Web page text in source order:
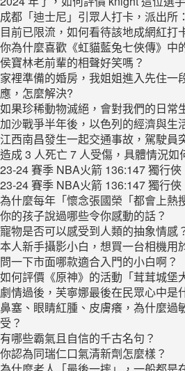
成都「迪士尼」引眾人打卡，派出所
目前已限流，如何看待該地成網紅打
你為什麼喜歡《虹貓藍兔七俠傳》中
侯寶林老前輩的相聲好笑嗎？
家裡準備的婚房，我姐姐進入先住一
應，怎麼解決?
如果珍稀動物滅絕，會對我們的日常
加沙戰爭半年後，以色列的經濟與生
江西南昌發生一起交通事故，駕駛員
造成 3 人死亡 7 人受傷，具體情況如
23-24 賽季 NBA火箭 136:147 獨行
23-24 賽季 NBA火箭 136:147 獨行
為什麼每年「懷念張國榮「都會上熱
你的孩子說過哪些令你感動的話？
寵物是否可以感受到人類的抽象情感
本人新手攝影小白，想買一台相機用
問一下市面哪款適合入門的小白啊？
如何評價《原神》的活動「茸茸城堡
劇情過後，芙寧娜最後在民眾心中是
鼻塞、眼睛紅腫、皮膚癢，為什麼過
受？
有哪些霸氣且自信的千古名句？
你認為同瑞仁口氣清新劑怎麼樣？